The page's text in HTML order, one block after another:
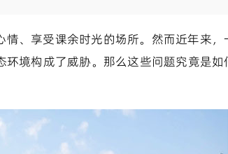
、享受课余时光的场所。然而近年来
境构成了威胁。那么这些问题究竟是